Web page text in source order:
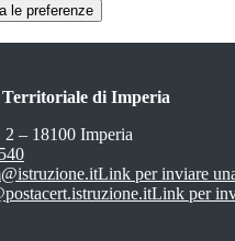
le preferenze
di Imperia
2 – 18100 Imperia
Link per inviare
Link per